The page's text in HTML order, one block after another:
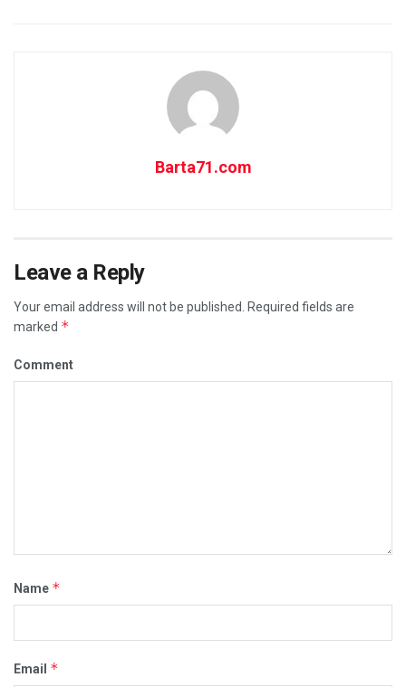
Barta71.com
Leave a Reply
Your email address will not be published.
Required fields are
marked *
Comment
Name *
Email *